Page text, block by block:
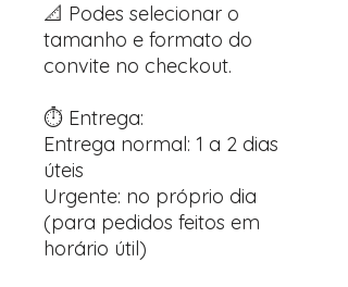
📐 Podes selecionar o
tamanho e formato do
convite no checkout.
⏱️ Entrega:
Entrega normal: 1 a 2 dias
úteis
Urgente: no próprio dia
(para pedidos feitos em
horário útil)